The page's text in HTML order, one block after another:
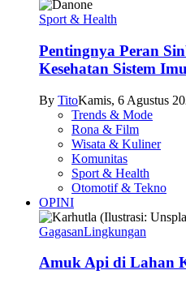
Sport & Health
Pentingnya Peran
Kesehatan Sistem
By TitoKamis, 6 Agustus
Trends & Mode
Rona & Film
Wisata & Kuliner
Komunitas
Sport & Health
Otomotif & Tekno
OPINI
GagasanLingkungan
Amuk Api di Lahan